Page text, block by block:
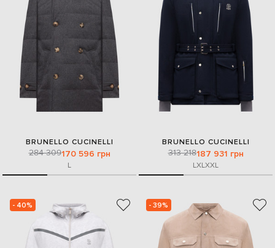
BRUNELLO CUCINELLI
284 309170 596 грн
L
BRUNELLO CUCINELLI
313 218187 931 грн
LXLXXL
- 40% - 39%